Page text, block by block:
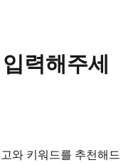
력해주세
와 키워드를 추천해드